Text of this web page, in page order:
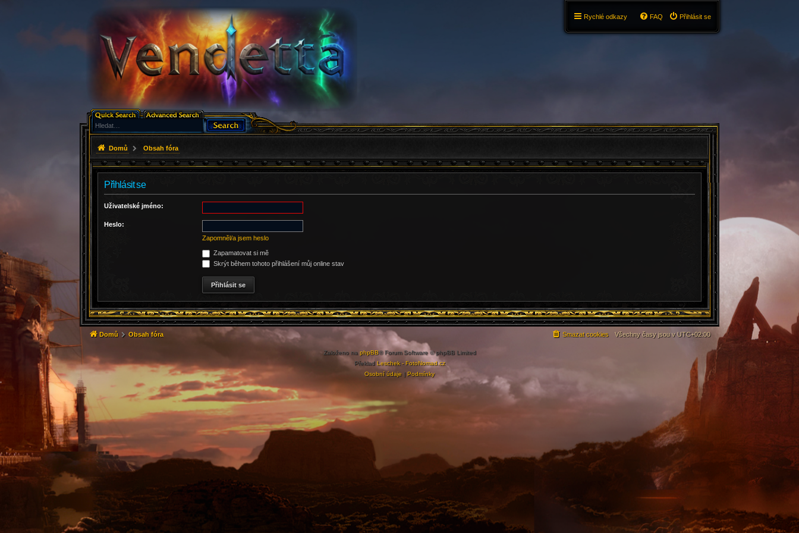
Rychlé odkazy Přihlásit se
FAQ
Domů Obsah fóra
Přihlásit se
Uživatelské jméno:
Heslo:
Zapomněl/a jsem heslo
Zapamatovat si mě
Skrýt během tohoto přihlášení můj online stav
Domů Obsah fóra Všechny časy jsou v UTC+02:00
Smazat cookies
Založeno na phpBB® Forum Software © phpBB Limited
Překlad Leschek - FotoNomad.cz
Osobní údaje | Podmínky